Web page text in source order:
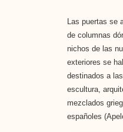
Las puertas se
de columnas
nichos de las
exteriores se
destinados a
escultura,
mezclados
españoles